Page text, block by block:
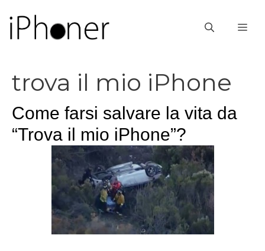
contenuto
trova il mio iPhone
Come farsi salvare la vita da
“Trova il mio iPhone”?